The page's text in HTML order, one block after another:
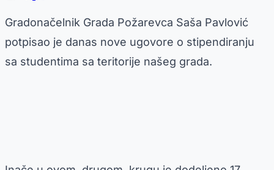
Gradonačelnik Grada Požarevca Saša Pavlović
potpisao je danas nove ugovore o stipendiranju
sa studentima sa teritorije našeg grada.